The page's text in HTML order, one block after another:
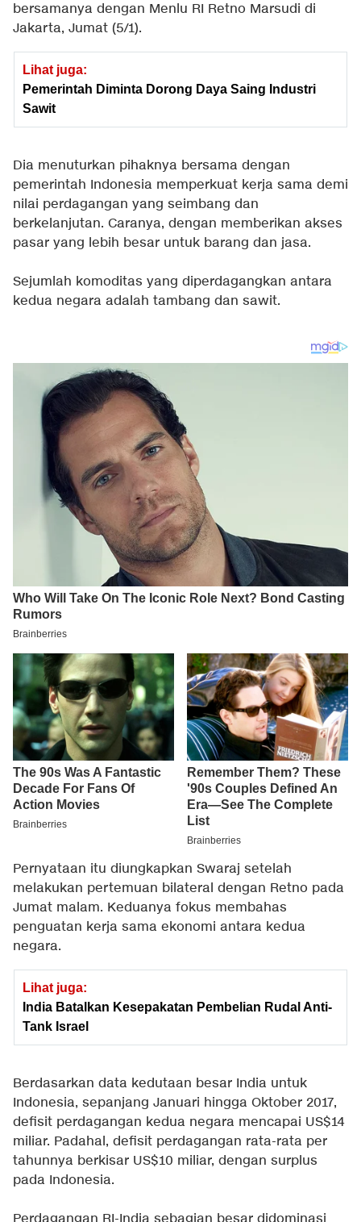
bersamanya dengan Menlu RI Retno Marsudi di
Jakarta, Jumat (5/1).
Lihat juga:
Pemerintah Diminta Dorong Daya Saing Industri
Sawit
Dia menuturkan pihaknya bersama dengan
pemerintah Indonesia memperkuat kerja sama demi
nilai perdagangan yang seimbang dan
berkelanjutan. Caranya, dengan memberikan akses
pasar yang lebih besar untuk barang dan jasa.
Sejumlah komoditas yang diperdagangkan antara
kedua negara adalah tambang dan sawit.
Pernyataan itu diungkapkan Swaraj setelah
melakukan pertemuan bilateral dengan Retno pada
Jumat malam. Keduanya fokus membahas
penguatan kerja sama ekonomi antara kedua
negara.
Lihat juga:
India Batalkan Kesepakatan Pembelian Rudal Anti-
Tank Israel
Berdasarkan data kedutaan besar India untuk
Indonesia, sepanjang Januari hingga Oktober 2017,
defisit perdagangan kedua negara mencapai US$14
miliar. Padahal, defisit perdagangan rata-rata per
tahunnya berkisar US$10 miliar, dengan surplus
pada Indonesia.